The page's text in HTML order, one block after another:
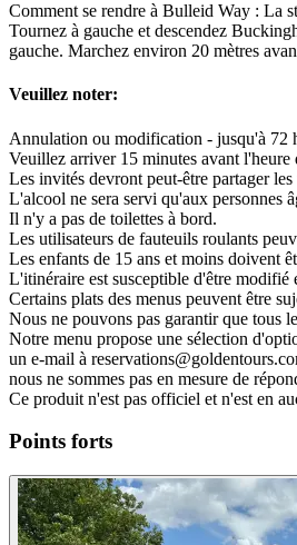
Comment se rendre à Bulleid Way : La
Tournez à gauche et descendez
gauche. Marchez environ 20 mètres
Veuillez noter:
Annulation ou modification - jusqu'à 72
Veuillez arriver 15 minutes avant l'heure
Les invités devront peut-être partager les
L'alcool ne sera servi qu'aux personnes
Il n'y a pas de toilettes à bord.
Les utilisateurs de fauteuils roulants
Les enfants de 15 ans et moins doivent
L'itinéraire est susceptible d'être modifié
Certains plats des menus peuvent être
Nous ne pouvons pas garantir que tous
Notre menu propose une sélection
un e-mail à
nous ne sommes pas en mesure de
Ce produit n'est pas officiel et n'est en
Points forts